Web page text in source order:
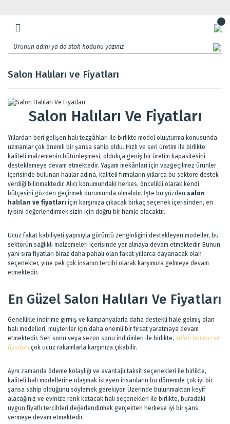
Salon Halıları ve Fiyatları
Salon Halıları Ve Fiyatları
Yıllardan beri gelişen halı tezgâhları ile birlikte model oluşturma konusunda
uzmanlar çok önemli bir şansa sahip oldu. Hızlı ve seri üretim ile birlikte
kaliteli malzemenin bütünleşmesi, oldukça geniş bir üretim kapasitesini
desteklemeye devam etmektedir. Yaşam mekânları için vazgeçilmez ürünler
içerisinde bulunan halılar adına, kaliteli firmaların yıllarca bu sektöre destek
verdiği bilinmektedir. Alıcı konumundaki herkes, öncelikli olarak kendi
bütçesini gözden geçirmek durumunda olmalıdır. İşte bu yüzden salon
halıları ve fiyatları için karşınıza çıkacak birkaç seçenek içerisinden, en
iyisini değerlendirmek sizin için doğru bir hamle olacaktır.
Ucuz fakat kabiliyeti yapısıyla görüntü zenginliğini destekleyen modeller, bu
sektörün sağlıklı malzemeleri içerisinde yer almaya devam etmektedir. Bunun
yanı sıra fiyatları biraz daha pahalı olan fakat yıllarca dayanacak olan
seçenekler, yine pek çok insanın tercihi olarak karşımıza gelmeye devam
etmektedir.
En Güzel Salon Halıları Ve Fiyatları
Genellikle indirime girmiş ve kampanyalarla daha destekli hale gelmiş olan
halı modelleri, müşteriler için daha önemli bir fırsat yaratmaya devam
etmektedir. Seri sonu veya sezon sonu indirimleri ile birlikte, salon halıları ve
fiyatları çok ucuz rakamlarla karşınıza çıkabilir.
Aynı zamanda ödeme kolaylığı ve avantajlı taksit seçenekleri ile birlikte,
kaliteli halı modellerine ulaşmak isteyen insanların bu dönemde çok iyi bir
şansa sahip olduğunu söylemek gerekiyor. Üzerinde bulunmaktan keyif
alacağınız ve evinize renk katacak halı seçenekleri ile birlikte, buradaki
uygun fiyatlı tercihleri değerlendirmek gerçekten herkese iyi bir şans
vermeye devam etmektedir.